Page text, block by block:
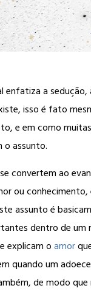
a
isso é fato
e em como
o assunto.
convertem ao
ou
assunto é
dentro de um
explicam oamor
quando um
de modo